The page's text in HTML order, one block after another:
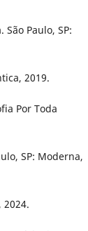
Paulo, SP:
2019.
Por Toda
SP: Moderna,
2024.